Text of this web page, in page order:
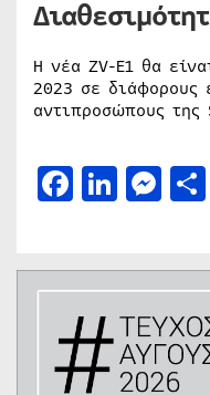
Η νέα ZV-E1 θα
2023 σε διάφορους
αντιπροσώπους της
Facebook